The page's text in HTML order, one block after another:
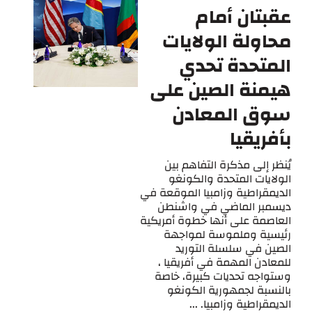
عقبتان أمام
محاولة الولايات
المتحدة تحدي
هيمنة الصين على
سوق المعادن
بأفريقيا
يُنظر إلى مذكرة التفاهم بين
الولايات المتحدة والكونغو
الديمقراطية وزامبيا الموقعة في
ديسمبر الماضي في واشنطن
العاصمة على أنها خطوة أمريكية
رئيسية وملموسة لمواجهة
الصين في سلسلة التوريد
للمعادن المهمة في أفريقيا ،
وستواجه تحديات كبيرة، خاصة
بالنسبة لجمهورية الكونغو
الديمقراطية وزامبيا. ...